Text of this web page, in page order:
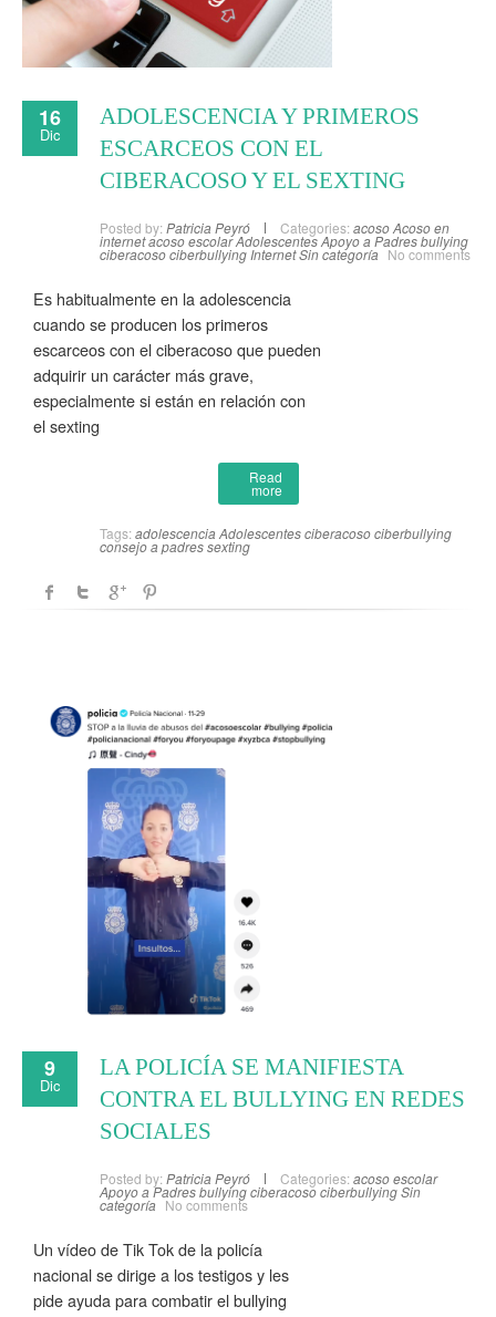
16
Dic
ADOLESCENCIA Y PRIMEROS
ESCARCEOS CON EL
CIBERACOSO Y EL SEXTING
Posted by: Patricia Peyró Categories: acosoAcoso en
internetacoso escolarAdolescentesApoyo a Padresbullying
ciberacosociberbullying InternetSin categoría No comments
Es habitualmente en la adolescencia
cuando se producen los primeros
escarceos con el ciberacoso que pueden
adquirir un carácter más grave,
especialmente si están en relación con
el sexting
Read
more
Tags: adolescencia Adolescentesciberacosociberbullying
consejo a padressexting
9
Dic
LA POLICÍA SE MANIFIESTA
CONTRA EL BULLYING EN REDES
SOCIALES
Posted by: Patricia Peyró Categories: acoso escolar
Apoyo a PadresbullyingciberacosociberbullyingSin
categoría No comments
Un vídeo de Tik Tok de la policía
nacional se dirige a los testigos y les
pide ayuda para combatir el bullying